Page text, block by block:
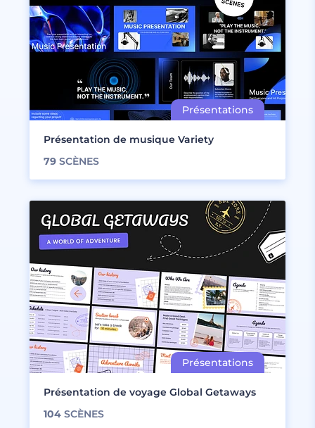
Présentation de musique Variety
79 SCÈNES
Présentation de voyage Global Getaways
104 SCÈNES